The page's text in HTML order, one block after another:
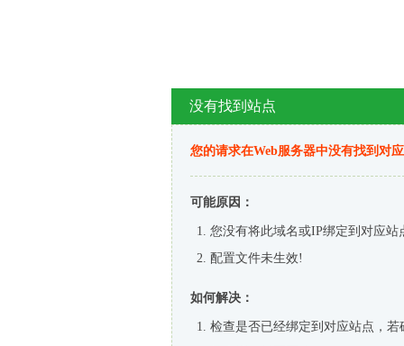
没有找到站点
您的请求在Web服务器中没有找到对
可能原因：
您没有将此域名或IP绑定到对应站
配置文件未生效!
如何解决：
检查是否已经绑定到对应站点，